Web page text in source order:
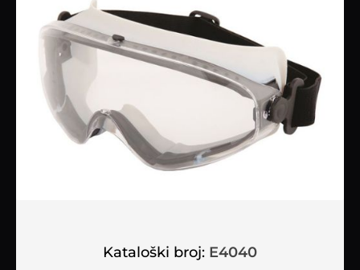
Kataloški broj: E4040